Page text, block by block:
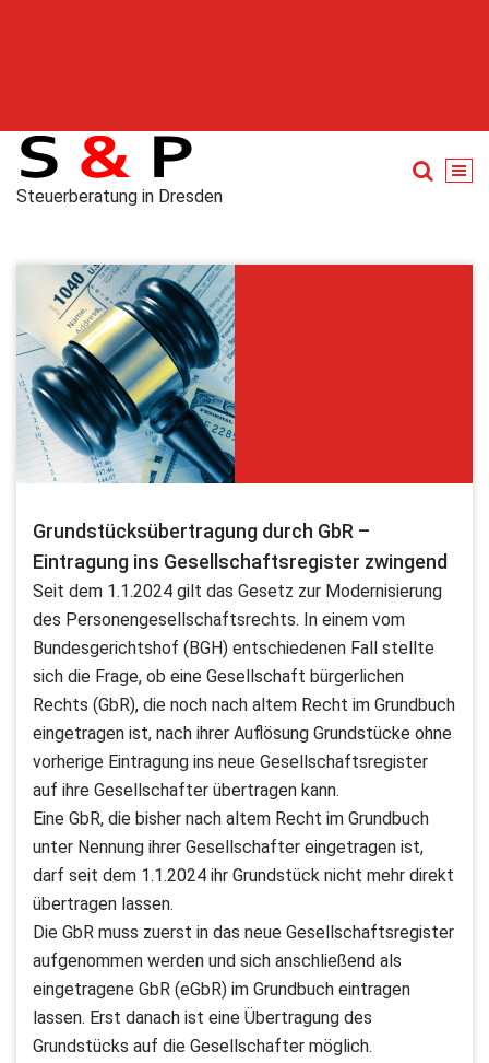
Steuerberatung in Dresden
Grundstücksübertragung durch GbR –
Eintragung ins Gesellschaftsregister zwingend
Seit dem 1.1.2024 gilt das Gesetz zur Modernisierung
des Personengesellschaftsrechts. In einem vom
Bundesgerichtshof (BGH) entschiedenen Fall stellte
sich die Frage, ob eine Gesellschaft bürgerlichen
Rechts (GbR), die noch nach altem Recht im Grundbuch
eingetragen ist, nach ihrer Auflösung Grundstücke ohne
vorherige Eintragung ins neue Gesellschaftsregister
auf ihre Gesellschafter übertragen kann.
Eine GbR, die bisher nach altem Recht im Grundbuch
unter Nennung ihrer Gesellschafter eingetragen ist,
darf seit dem 1.1.2024 ihr Grundstück nicht mehr direkt
übertragen lassen.
Die GbR muss zuerst in das neue Gesellschaftsregister
aufgenommen werden und sich anschließend als
eingetragene GbR (eGbR) im Grundbuch eintragen
lassen. Erst danach ist eine Übertragung des
Grundstücks auf die Gesellschafter möglich.